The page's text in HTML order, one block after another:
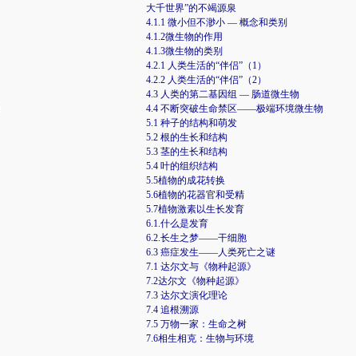
大千世界”的不竭源泉
4.1.1 微小但不渺小 — 概念和类别
4.1.2微生物的作用
4.1.3微生物的类别
4.2.1 人类生活的“伴侣”（1）
4.2.2 人类生活的“伴侣”（2）
4.3 人类的第二基因组 — 肠道微生物
4.4 不断突破生命禁区——极端环境微生物
5.1 种子的结构和萌发
5.2 根的生长和结构
5.3 茎的生长和结构
5.4 叶的组织结构
5.5植物的成花转换
5.6植物的花器官和受精
5.7植物激素以生长发育
6.1.什么是发育
6.2.长生之梦——干细胞
6.3 癌症发生——人类死亡之谜
7.1 达尔文与《物种起源》
7.2达尔文《物种起源》
7.3 达尔文演化理论
7.4 追根溯源
7.5 万物一家：生命之树
7.6相生相克：生物与环境